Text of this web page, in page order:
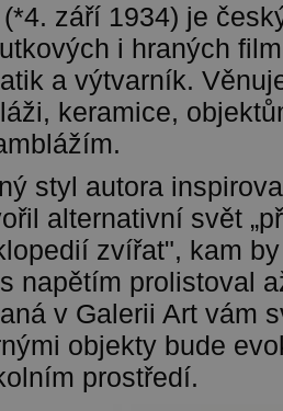
září 1934) je
i hraných
a výtvarník.
keramice,
styl autora
alternativní svět
zvířat", kam
napětím prolistoval
v Galerii Art vám
objekty bude
prostředí.